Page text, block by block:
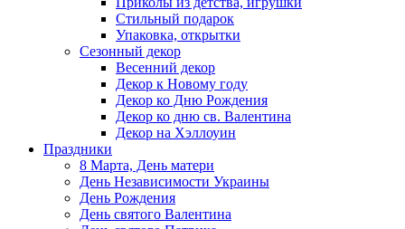
Стильный подарок
Упаковка, открытки
Сезонный декор
Весенний декор
Декор к Новому году
Декор ко Дню Рождения
Декор ко дню св. Валентина
Декор на Хэллоуин
Праздники
8 Марта, День матери
День Независимости Украины
День Рождения
День святого Валентина